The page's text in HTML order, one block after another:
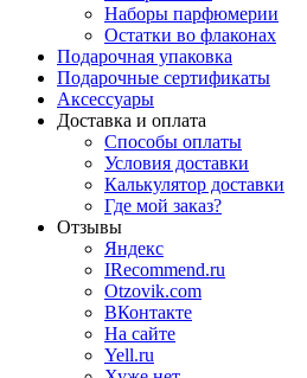
Наборы парфюмерии
Остатки во флаконах
Подарочная упаковка
Подарочные сертификаты
Аксессуары
Доставка и оплата
Способы оплаты
Условия доставки
Калькулятор доставки
Где мой заказ?
Отзывы
Яндекс
IRecommend.ru
Otzovik.com
ВКонтакте
На сайте
Yell.ru